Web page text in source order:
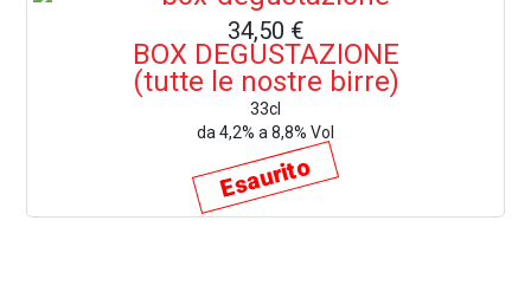
34,50 €
BOX DEGUSTAZIONE
(tutte le nostre birre)
33cl
da 4,2% a 8,8% Vol
Esaurito